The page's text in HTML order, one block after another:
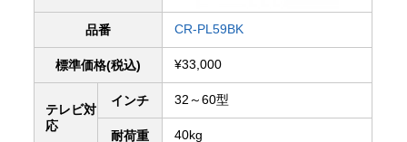
品番 CR-PL59BK
標準価格(税込) ¥33,000
テレビ対
応
インチ 32～60型
耐荷重 40kg